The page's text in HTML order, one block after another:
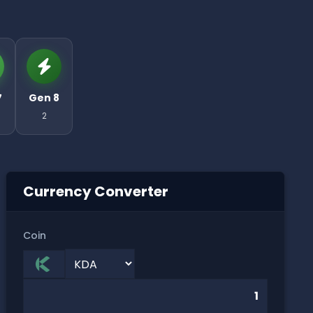
Gen 8
2
Currency Converter
Coin